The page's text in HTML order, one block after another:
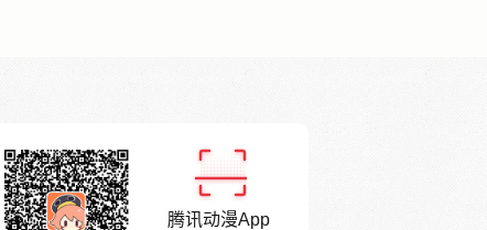
腾讯动漫App